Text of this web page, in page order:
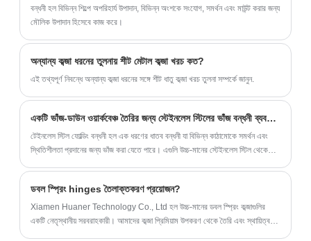
বন্ধনী হল বিভিন্ন শিল্পে অপরিহার্য উপাদান, বিভিন্ন অংশকে সংযোগ, সমর্থন এবং মাউন্ট করার জন্য
মৌলিক উপাদান হিসেবে কাজ করে।
অন্যান্য কব্জা ধরনের তুলনায় শীট মেটাল কব্জা খরচ কত?
এই তথ্যপূর্ণ নিবন্ধে অন্যান্য কব্জা ধরনের সঙ্গে শীট ধাতু কব্জা খরচ তুলনা সম্পর্কে জানুন.
একটি ভাঁজ-ডাউন ওয়ার্কবেঞ্চ তৈরির জন্য স্টেইনলেস স্টিলের ভাঁজ বন্ধনী ব্যবহার করা যেতে পারে?
টেইনলেস স্টিল ফোল্ডিং বন্ধনী হল এক ধরণের ধাতব বন্ধনী যা বিভিন্ন কাঠামোকে সমর্থন এবং
স্থিতিশীলতা প্রদানের জন্য ভাঁজ করা যেতে পারে। এগুলি উচ্চ-মানের স্টেইনলেস স্টিল থেকে
ডবল স্প্রিং hinges তৈলাক্তকরণ প্রয়োজন?
Xiamen Huaner Technology Co., Ltd হল উচ্চ-মানের ডবল স্প্রিং কব্জাগুলির
একটি নেতৃস্থানীয় সরবরাহকারী। আমাদের কব্জা প্রিমিয়াম উপকরণ থেকে তৈরি এবং স্থায়িত্ব